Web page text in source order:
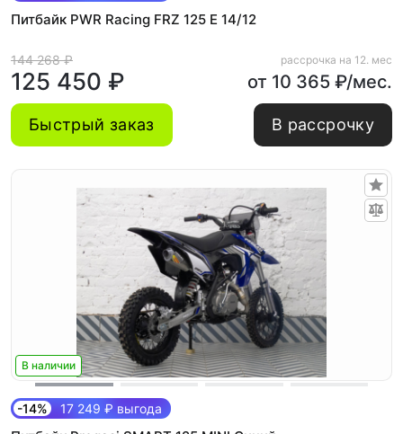
Питбайк PWR Racing FRZ 125 E 14/12
144 268 ₽
125 450 ₽
рассрочка на 12. мес
от 10 365 ₽/мес.
Быстрый заказ В рассрочку
В наличии
-14% 17 249 ₽ выгода